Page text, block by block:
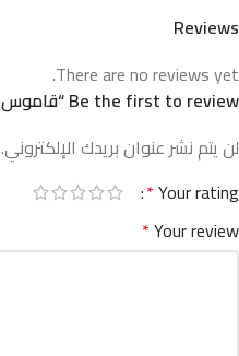
Reviews
There are no reviews yet.
Be the first to review “قاموس الموسيقى الحديث ج6”
لن يتم نشر عنوان بريدك الإلكتروني.
Your rating
*
Your review
*